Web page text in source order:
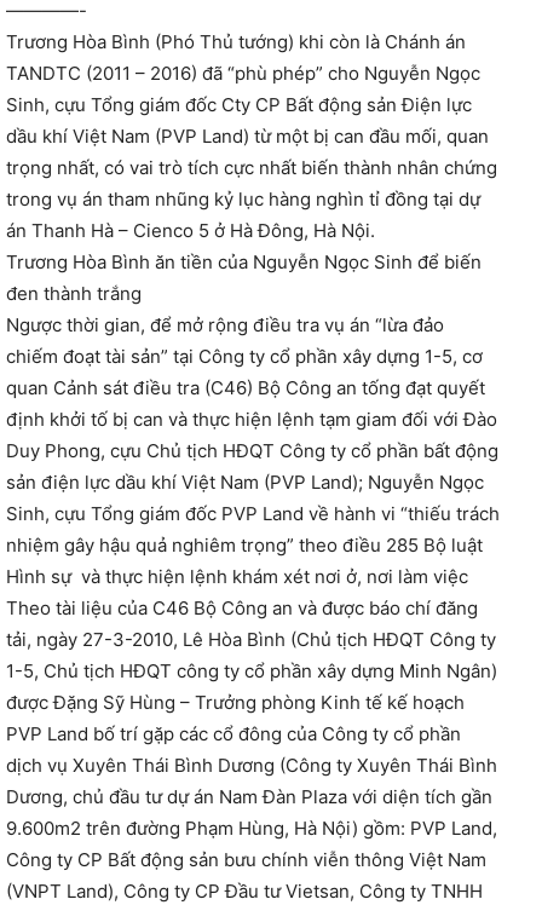
————-
Trương Hòa Bình (Phó Thủ tướng) khi còn là Chánh án
TANDTC (2011 – 2016) đã “phù phép” cho Nguyễn Ngọc
Sinh, cựu Tổng giám đốc Cty CP Bất động sản Điện lực
dầu khí Việt Nam (PVP Land) từ một bị can đầu mối, quan
trọng nhất, có vai trò tích cực nhất biến thành nhân chứng
trong vụ án tham nhũng kỷ lục hàng nghìn tỉ đồng tại dự
án Thanh Hà – Cienco 5 ở Hà Đông, Hà Nội.
​Trương Hòa Bình ăn tiền của Nguyễn Ngọc Sinh để biến
đen thành trắng
Ngược thời gian, để mở rộng điều tra vụ án “lừa đảo
chiếm đoạt tài sản” tại Công ty cổ phần xây dựng 1-5, cơ
quan Cảnh sát điều tra (C46) Bộ Công an tống đạt quyết
định khởi tố bị can và thực hiện lệnh tạm giam đối với Đào
Duy Phong, cựu Chủ tịch HĐQT Công ty cổ phần bất động
sản điện lực dầu khí Việt Nam (PVP Land); Nguyễn Ngọc
Sinh, cựu Tổng giám đốc PVP Land về hành vi “thiếu trách
nhiệm gây hậu quả nghiêm trọng” theo điều 285 Bộ luật
Hình sự và thực hiện lệnh khám xét nơi ở, nơi làm việc
Theo tài liệu của C46 Bộ Công an và được báo chí đăng
tải, ngày 27-3-2010, Lê Hòa Bình (Chủ tịch HĐQT Công ty
1-5, Chủ tịch HĐQT công ty cổ phần xây dựng Minh Ngân)
được Đặng Sỹ Hùng – Trưởng phòng Kinh tế kế hoạch
PVP Land bố trí gặp các cổ đông của Công ty cổ phần
dịch vụ Xuyên Thái Bình Dương (Công ty Xuyên Thái Bình
Dương, chủ đầu tư dự án Nam Đàn Plaza với diện tích gần
9.600m2 trên đường Phạm Hùng, Hà Nội) gồm: PVP Land,
Công ty CP Bất động sản bưu chính viễn thông Việt Nam
(VNPT Land), Công ty CP Đầu tư Vietsan, Công ty TNHH